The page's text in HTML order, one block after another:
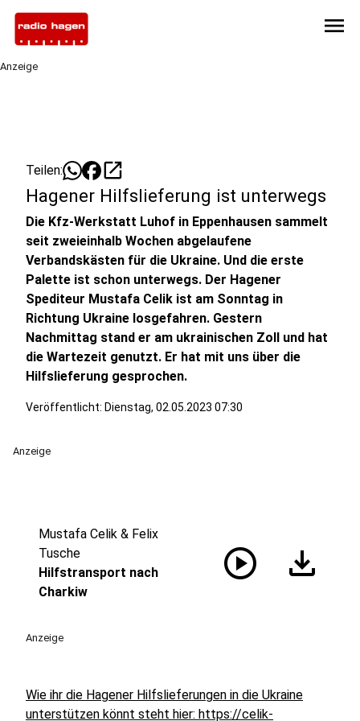
menu
Anzeige
Teilen: open_in_new
Hagener Hilfslieferung ist unterwegs
Die Kfz-Werkstatt Luhof in Eppenhausen sammelt
seit zweieinhalb Wochen abgelaufene
Verbandskästen für die Ukraine. Und die erste
Palette ist schon unterwegs. Der Hagener
Spediteur Mustafa Celik ist am Sonntag in
Richtung Ukraine losgefahren. Gestern
Nachmittag stand er am ukrainischen Zoll und hat
die Wartezeit genutzt. Er hat mit uns über die
Hilfslieferung gesprochen.
Veröffentlicht: Dienstag, 02.05.2023 07:30
Anzeige
Mustafa Celik & Felix
Tusche
Hilfstransport nach
Charkiw
play_circle download
Anzeige
Wie ihr die Hagener Hilfslieferungen in die Ukraine
unterstützen könnt steht hier: https://celik-